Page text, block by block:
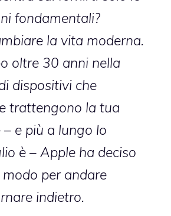
fondamentali?
la vita moderna.
oltre 30 anni nella
dispositivi che
trattengono la tua
e più a lungo lo
è – Apple ha deciso
modo per andare
indietro.